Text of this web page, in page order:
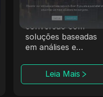
A Affmine foca em
campanhas de alta
conversão com
soluções baseadas
em análises e
Leia Mais